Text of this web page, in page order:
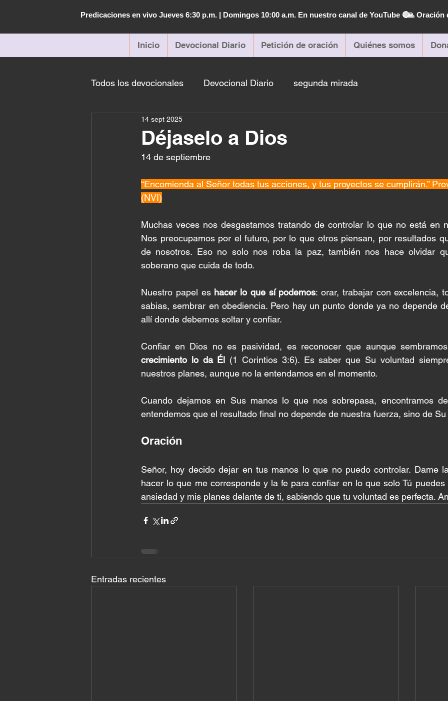
Predicaciones en vivo Jueves 6:30 p.m. | Domingos 10:00 a.m. En nuestro canal de YouTube 🔴🙏 Oración
Inicio Devocional Diario Petición de oración Quiénes somos
Todos los devocionales Devocional Diario segunda mirada
Déjaselo a Dios
14 sept 2025
14 de septiembre
“Encomienda al Señor todas tus acciones, y tus proyectos se cumplirán.”
(NVI)
Muchas veces nos desgastamos tratando de controlar lo que no está en
Nos preocupamos por el futuro, por lo que otros piensan, por resultados
de nosotros. Eso no solo nos roba la paz, también nos hace olvidar
soberano que cuida de todo.
Nuestro papel es hacer lo que sí podemos: orar, trabajar con excelencia,
sabias, sembrar en obediencia. Pero hay un punto donde ya no depende
allí donde debemos soltar y confiar.
Confiar en Dios no es pasividad, es reconocer que aunque
crecimiento lo da Él (1 Corintios 3:6). Es saber que Su voluntad
nuestros planes, aunque no la entendamos en el momento.
Cuando dejamos en Sus manos lo que nos sobrepasa, encontramos
entendemos que el resultado final no depende de nuestra fuerza, sino de Su
Oración
Señor, hoy decido dejar en tus manos lo que no puedo controlar. Dame
hacer lo que me corresponde y la fe para confiar en lo que solo Tú puedes
ansiedad y mis planes delante de ti, sabiendo que tu voluntad es perfecta.
Entradas recientes